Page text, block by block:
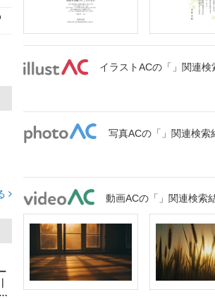
イラストACの「」関連検
写真ACの「」関連検索
動画ACの「」関連検索